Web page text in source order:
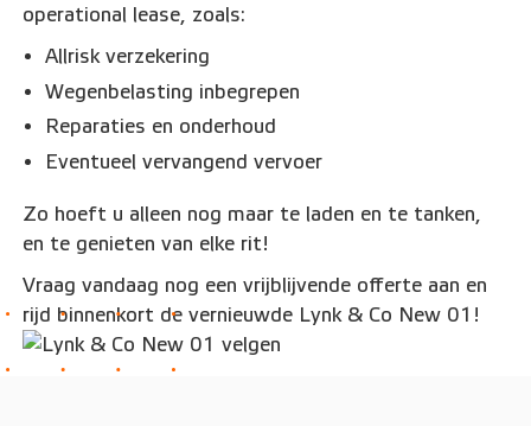
operational lease, zoals:
Allrisk verzekering
Wegenbelasting inbegrepen
Reparaties en onderhoud
Eventueel vervangend vervoer
Zo hoeft u alleen nog maar te laden en te tanken,
en te genieten van elke rit!
Vraag vandaag nog een vrijblijvende offerte aan en
rijd binnenkort de vernieuwde Lynk & Co New 01!